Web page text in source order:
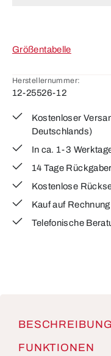
Größentabelle
Herstellernummer:
12-25526-12
Kostenloser
Deutschlands)
In ca. 1-3
14 Tage
Kostenlose
Kauf auf Rechnung
Telefonische
BESCHREIBUNG
FUNKTIONEN